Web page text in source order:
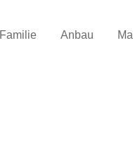
Familie Anbau